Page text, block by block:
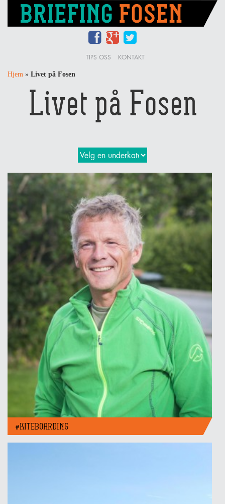
TIPS OSS KONTAKT
Hjem » Livet på Fosen
Livet på Fosen
#KITEBOARDING